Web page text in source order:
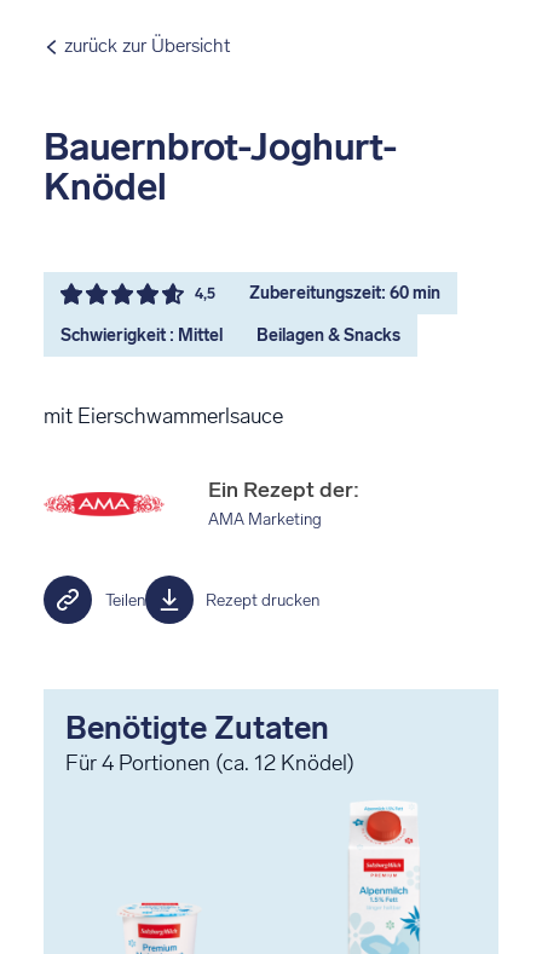
zurück zur Übersicht
Bauernbrot-Joghurt-
Knödel
4,5 Zubereitungszeit: 60 min
Schwierigkeit : Mittel Beilagen & Snacks
mit Eierschwammerlsauce
Ein Rezept der:
AMA Marketing
Teilen Rezept drucken
Benötigte Zutaten
Für4 Portionen (ca. 12 Knödel)